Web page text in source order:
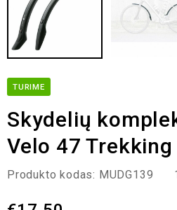
TURIME
Skydelių
Velo 47 Trekking
Produkto kodas: MUDG139